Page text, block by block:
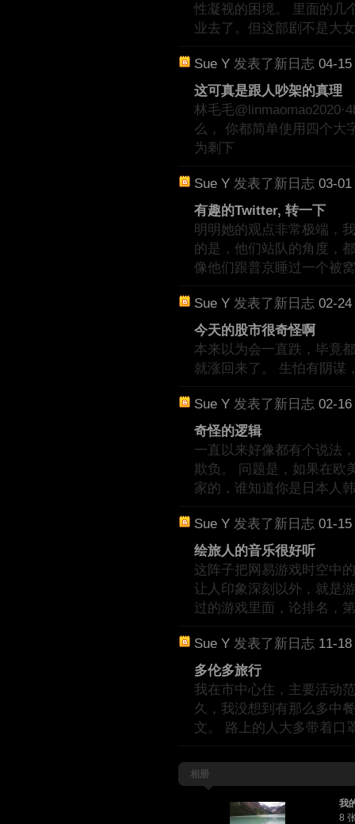
性凝视的困境。 里面的几
业去了。但这部剧不是大
Sue Y 发表了新日志 04-
这可真是跟人吵架的真理
林毛毛
么， 你都简单使用四个大
为剩下
Sue Y 发表了新日志 03-
有趣的Twitter, 转一下
明明她的观点非常极端，
的是，他们站队的角度，
像他们跟普京睡过一个被
Sue Y 发表了新日志 02-
今天的股市很奇怪啊
本来以为会一直跌，毕竟
就涨回来了。 生怕有阴谋
Sue Y 发表了新日志 02-
奇怪的逻辑
一直以来好像都有个说法
欺负。 问题是，如果在欧
家的，谁知道你是日本人
Sue Y 发表了新日志 01-
绘旅人的音乐很好听
这阵子把网易游戏时空中
让人印象深刻以外，就是
过的游戏里面，论排名，
Sue Y 发表了新日志 11-
多伦多旅行
我在市中心住，主要活动
久，我没想到有那么多中
文。 路上的人大多带着口
相册
我
8